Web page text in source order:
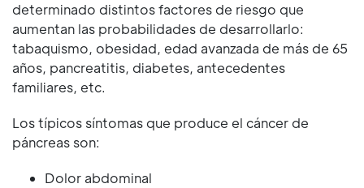
determinado distintos factores de riesgo que
aumentan las probabilidades de desarrollarlo:
tabaquismo, obesidad, edad avanzada de más de 65
años, pancreatitis, diabetes, antecedentes
familiares, etc.
Los típicos síntomas que produce el cáncer de
páncreas son:
Dolor abdominal